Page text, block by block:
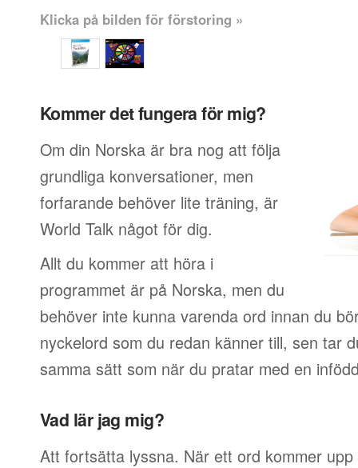
Klicka på bilden för förstoring »
Kommer det fungera för mig?
Om din Norska är bra nog att följa
grundliga konversationer, men
forfarande behöver lite träning, är
World Talk något för dig.
Allt du kommer att höra i
programmet är på Norska, men du
behöver inte kunna varenda ord innan du
nyckelord som du redan känner till, sen tar
samma sätt som när du pratar med en
Vad lär jag mig?
Att fortsätta lyssna. När ett ord kommer